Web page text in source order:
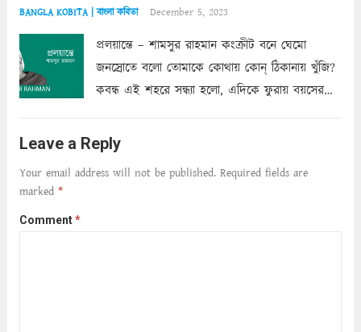
BANGLA KOBITA | বাংলা কবিতা December 5, 2023
প্রলয়ান্তে – শামসুর রাহমান কংক্রীট বনে ঘেমো
জনস্রোতে বলো তোমাকে কোথায় কোন্‌ ঠিকানায় খুঁজি?
কবন্ধ এই শহরে সন্ধ্যা হলো, এদিকে ফুরায় বয়সের
আমার শরীরে সখ্য গড়ে, তোমার গহন ঊর্মিল যৌবন
আনে আশ্বন...
Leave a Reply
Your email address will not be published. Required fields are
marked *
Comment*